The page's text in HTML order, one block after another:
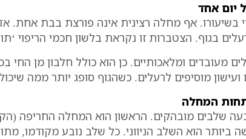
יום אחד
בשיעורו. אף מחלה רצינית אינה פורצת בבת
בגוף. הצטברות זו נקראת בלשון חכמי הריפוי
מעובדים ומלאכותיים. כן הוא כולל חלבון מן
מוסיפים לרעלים. כשהגוף סופג יותר ממה
המחלה
שלבים מובהקים. הראשון הוא המחלה החריפה
ביותר הוא השלב הניווני. כל שלב נובע מקודמו,